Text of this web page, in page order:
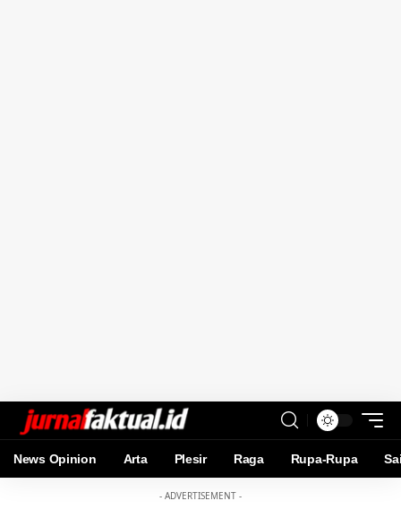
News Opinion Arta Plesir Raga Rupa-Rupa
- ADVERTISEMENT -